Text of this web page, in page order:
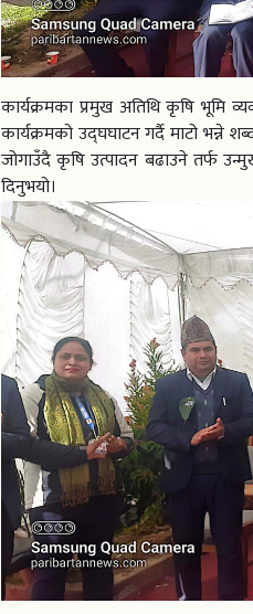
कार्यक्रमका प्रमुख अतिथि कृषि भूमि
कार्यक्रमको उद्घघाटन गर्दै माटो
जोगाउँदै कृषि उत्पादन बढाउने तर्फ
दिनुभयो।